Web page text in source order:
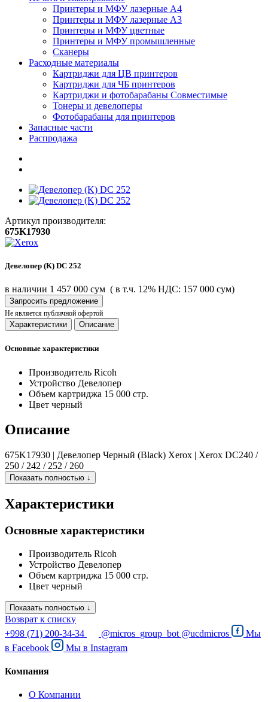
Принтеры и МФУ лазерные А4
Принтеры и МФУ лазерные А3
Принтеры и МФУ цветные
Принтеры и МФУ промышленные
Сканеры
Расходные материалы
Картриджи для ЦВ принтеров
Картриджи для ЧБ принтеров
Картриджи и фотобарабаны Совместимые
Тонеры и девелоперы
Фотобарабаны для принтеров
Запасные части
Распродажа
Артикул производителя:
675K17930
Девелопер (K) DC 252
в наличии 1 457 000 сум ( в т.ч. 12% НДС: 157 000 сум)
Запросить предложение
Не является публичной офертой
Характеристики Описание
Основные характеристики
Производитель Ricoh
Устройство Девелопер
Объем картриджа 15 000 стр.
Цвет черный
Описание
675K17930 | Девелопер Черный (Black) Xerox | Xerox DC240 /
250 / 242 / 252 / 260
Показать полностью ↓
Характеристики
Основные характеристики
Производитель Ricoh
Устройство Девелопер
Объем картриджа 15 000 стр.
Цвет черный
Показать полностью ↓
Возврат к списку
+998 (71) 200-34-34
@micros_group_bot @ucdmicros
Мы
в Facebook Мы в Instagram
Компания
О Компании